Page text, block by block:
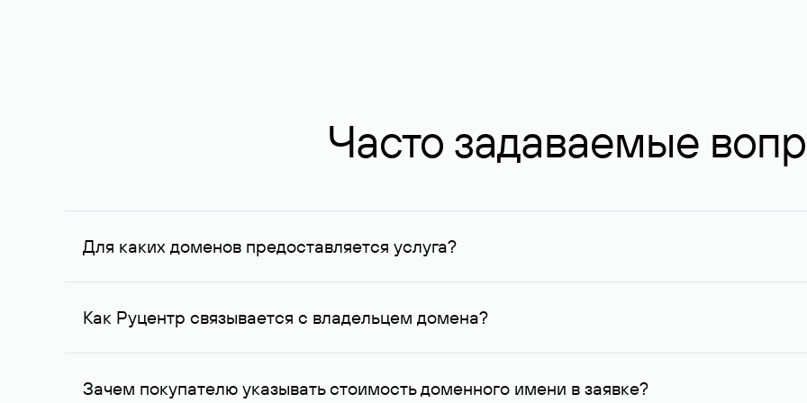
Часто задаваемые
Для каких доменов предоставляется услуга?
Услуга доступна для доменов, зарегистрированных в Руцентре и у других регистраторов. Для доменов,
Как Руцентр связывается с владельцем домена?
Для связи с владельцем домена используются его контактные данные, доступные Руцентру.
Зачем покупателю указывать стоимость доменного имени в заявке?